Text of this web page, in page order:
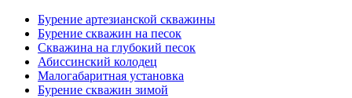
Бурение артезианской скважины
Бурение скважин на песок
Скважина на глубокий песок
Абиссинский колодец
Малогабаритная установка
Бурение скважин зимой